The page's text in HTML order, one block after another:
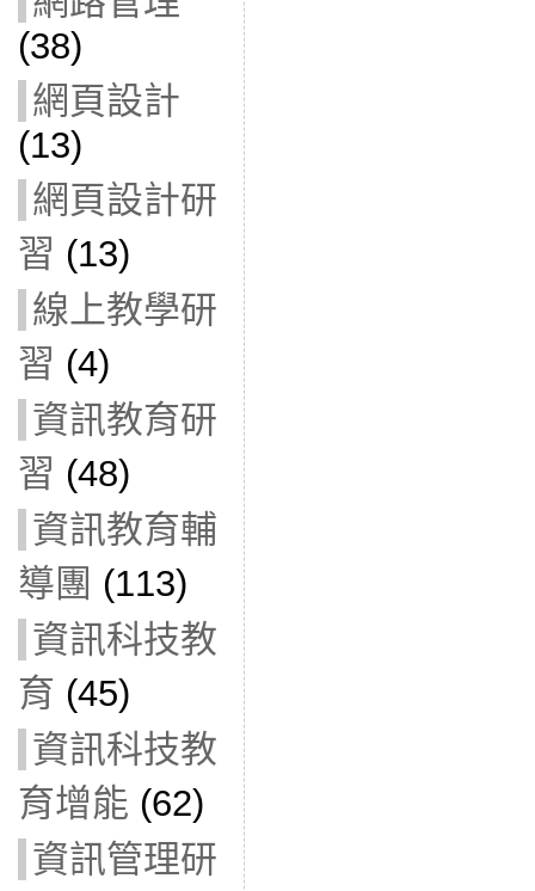
(38)
網頁設計
(13)
網頁設計研
習 (13)
線上教學研
習 (4)
資訊教育研
習 (48)
資訊教育輔
導團 (113)
資訊科技教
育 (45)
資訊科技教
育增能 (62)
資訊管理研